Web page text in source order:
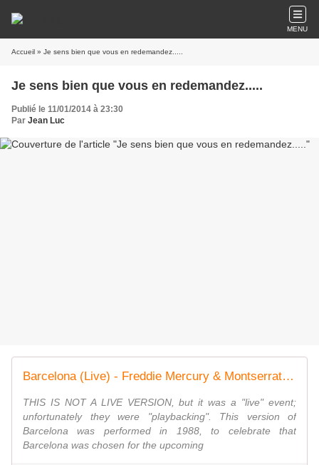
MENU
Accueil » Je sens bien que vous en redemandez.....
Je sens bien que vous en redemandez.....
Publié le 11/01/2014 à 23:30
Par Jean Luc
Barcelona (Live) - Freddie Mercury & Montserrat Caballé - 1988
THIS IS NOT A LIVE VERSION, but it was a "live" event;
unfortunately they were "playbacking". This version of
Barcelona was performed in 1988, to celebrate that
Barcelona was chosen for the upcoming